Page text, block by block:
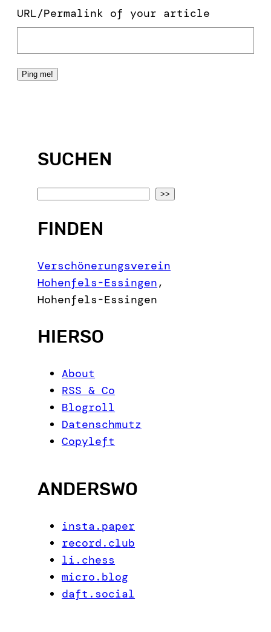
URL/Permalink of your article
SUCHEN
a
c
h
>>
FINDEN
Verschönerungsverein
Hohenfels-Essingen,
Hohenfels-Essingen
HIERSO
About
RSS & Co
Blogroll
Datenschmutz
Copyleft
ANDERSWO
insta.paper
record.club
li.chess
micro.blog
daft.social